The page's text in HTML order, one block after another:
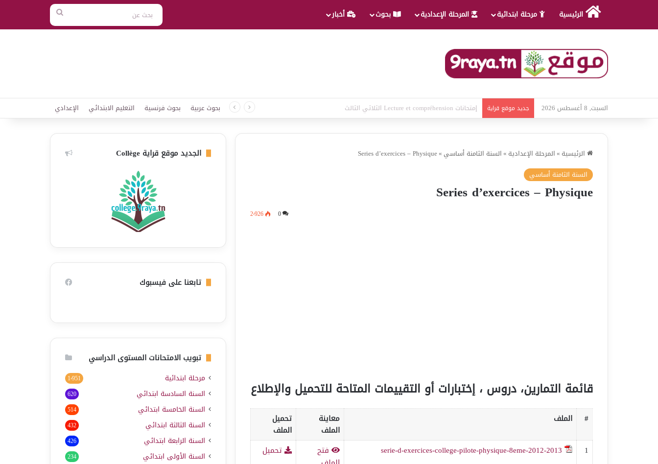
الرئيسية مرحلة ابتدائية المرحلة الإعدادية بحوث أخبار
بحث
عن
السبت, 8 أغسطس 2026 جديد موقع قراية امتحانات قواعد لغة الثلاثي الثالث بحوث عربية بحوث فرنسية التعليم الابتدائي الإعدادي
الرئيسية »المرحلة الإعدادية »السنة الثامنة أساسي »
Series d’exercices – Physique
السنة الثامنة أساسي
Series d’exercices – Physique
0 2٬926
قائمة التمارين، دروس ، إختبارات أو التقييمات المتاحة للتحميل والإطلاع
# الملف
معاينة
الملف
تحميل
الملف
1
serie-d-exercices-college-pilote-physique-8eme-2012-2013
فتح
تحميل
الجديد موقع قراية Collège
تابعنا على فيسبوك
تبويب الامتحانات المستوى الدراسي
مرحلة ابتدائية 1٬951
السنة السادسة ابتدائي 620
السنة الخامسة ابتدائي 514
السنة الثالثة ابتدائي 432
السنة الرابعة ابتدائي 426
السنة الأولى ابتدائي 234